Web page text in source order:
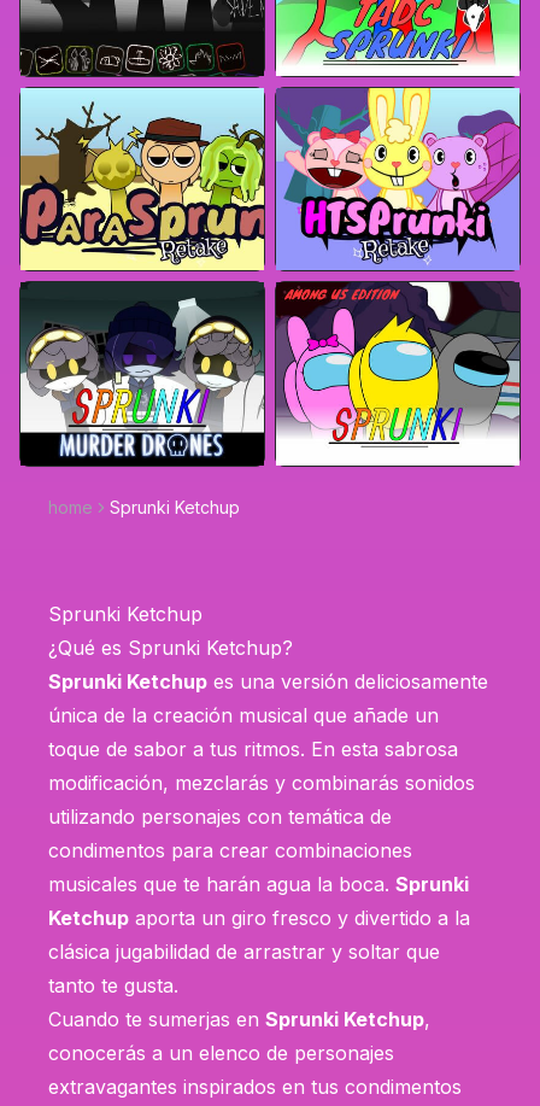
home Sprunki Ketchup
Sprunki Ketchup
¿Qué es Sprunki Ketchup?
Sprunki Ketchup es una versión deliciosamente
única de la creación musical que añade un
toque de sabor a tus ritmos. En esta sabrosa
modificación, mezclarás y combinarás sonidos
utilizando personajes con temática de
condimentos para crear combinaciones
musicales que te harán agua la boca. Sprunki
Ketchup aporta un giro fresco y divertido a la
clásica jugabilidad de arrastrar y soltar que
tanto te gusta.
Cuando te sumerjas en Sprunki Ketchup,
conocerás a un elenco de personajes
extravagantes inspirados en tus condimentos